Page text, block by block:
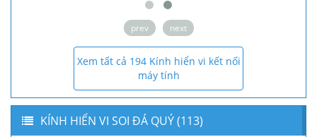
prev next
Xem tất cả 194 Kính hiển vi kết nối
máy tính
KÍNH HIỂN VI SOI ĐÁ QUÝ (113)